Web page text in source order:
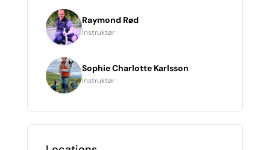
Raymond Rød
Instruktør
Sophie Charlotte Karlsson
Instruktør